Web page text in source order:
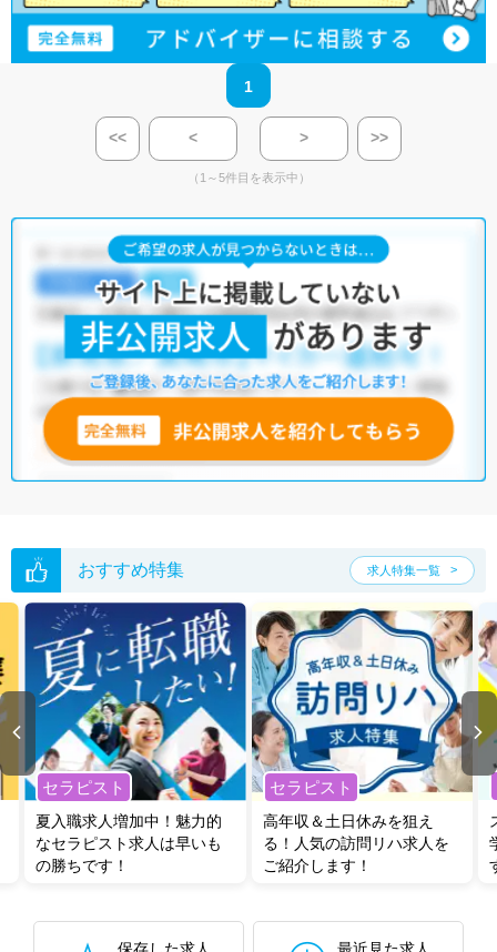
1
<< < > >>
（1～5件目を表示中）
おすすめ特集 求人特集一覧
セラピスト
夏入職求人増加中！魅力的
なセラピスト求人は早いも
の勝ちです！
セラピスト
高年収＆土日休みを狙え
る！人気の訪問リハ求人を
ご紹介します！
保存した求人
最近見た求人